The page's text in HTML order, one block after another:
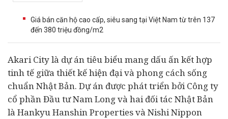
Giá bán căn hộ cao cấp, siêu sang tại Việt Nam từ trên 137
đến 380 triệu đồng/m2
Akari Citylà dự ántiêu biểu mang dấu ấn kết hợp
tinh tế giữa thiết kế hiện đại và phong cách sống
chuẩn Nhật Bản. Dự án được phát triển bởi Công ty
cổ phần Đầu tư Nam Long và hai đối tác Nhật Bản
là Hankyu Hanshin Properties và Nishi Nippon